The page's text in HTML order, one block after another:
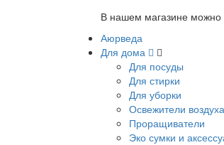
В нашем магазине можно
Аюрведа
Для дома
Для посуды
Для стирки
Для уборки
Освежители воздуха
Проращиватели
Эко сумки и